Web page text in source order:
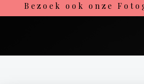
Bezoek ook onze